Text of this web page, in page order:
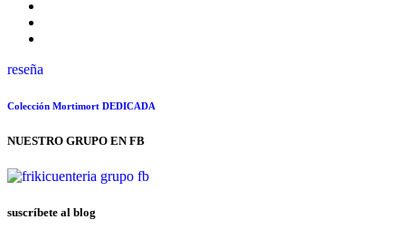
reseña
Colección Mortimort DEDICADA
NUESTRO GRUPO EN FB
suscríbete al blog